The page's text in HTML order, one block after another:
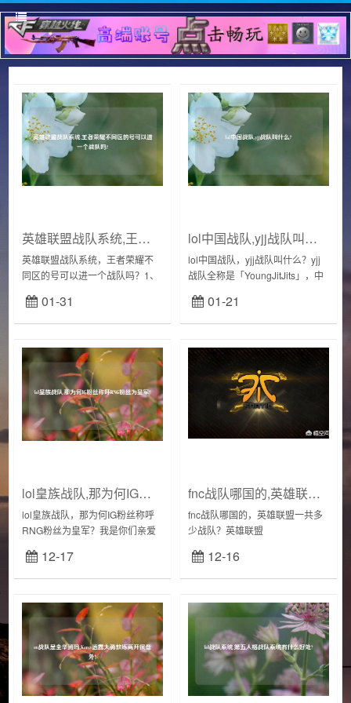
英雄联盟战队系统,王者荣耀不同区的号可以进一个战队吗?
英雄联盟战队系统，王者荣耀不
同区的号可以进一个战队吗？1、
过ios不能和安卓、微信不能和
QQ，同系统的才可以跨区加战
01-31
lol中国战队,yjj战队叫什么?
lol中国战队，yjj战队叫什么？yjj
战队全称是「YoungJitJits」，中
立于2018年的电子竞技战队，主
要参加《英雄联...
01-21
lol皇族战队,那为何IG粉丝称呼RNG粉丝为皇军?
lol皇族战队，那为何IG粉丝称呼
RNG粉丝为皇军？我是你们亲爱
的故事。RNG通常被黑粉戏称为
“皇军”或者“皇杂”，其实这里面也
12-17
fnc战队哪国的,英雄联盟一共多少战队?
fnc战队哪国的，英雄联盟一共多
少战队？英雄联盟
常流行的电子竞技游戏，有大量
的战队参与其中。目前，全球范
12-16